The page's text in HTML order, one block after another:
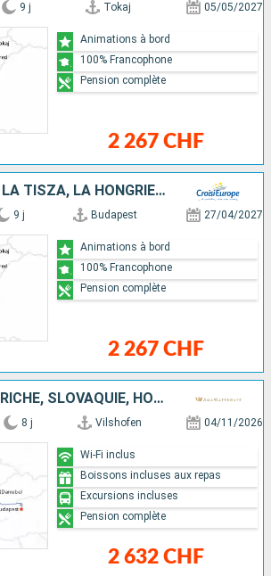
9 j Tokaj 05/05/2027
2 267 CHF
Animations à bord
100% Francophone
Pension complète
DU DANUBE VERS LA TISZA, LA HONGRIE AUTHENTIQUE (FORMULE PORT-PORT)
9 j Budapest 27/04/2027
2 267 CHF
Animations à bord
100% Francophone
Pension complète
ALLEMAGNE, AUTRICHE, SLOVAQUIE, HONGRIE
8 j Vilshofen 04/11/2026
2 632 CHF
Wi-Fi inclus
Boissons incluses aux repas
Excursions incluses
Pension complète